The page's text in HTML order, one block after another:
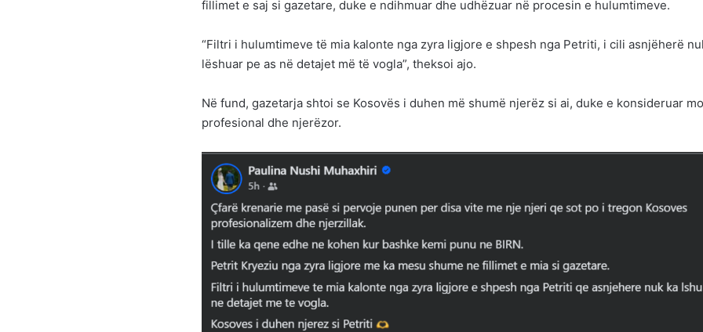
fillimet e saj si gazetare, duke e ndihmuar dhe udhëzuar në procesin e hulumtimeve.
“Filtri i hulumtimeve të mia kalonte nga zyra ligjore e shpesh nga Petriti, i cili asnjëherë
lëshuar pe as në detajet më të vogla”, theksoi ajo.
Në fund, gazetarja shtoi se Kosovës i duhen më shumë njerëz si ai, duke e konsideruar
profesional dhe njerëzor.